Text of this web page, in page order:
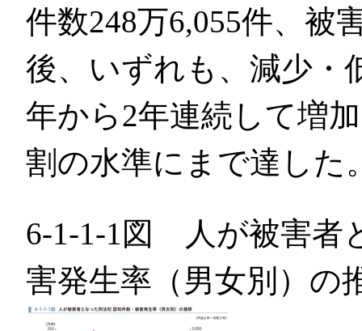
件数248万6,055件、被
後、いずれも、減少・
年から2年連続して増
割の水準にまで達した
6-1-1-1図 人が被害者
害発生率（男女別）の